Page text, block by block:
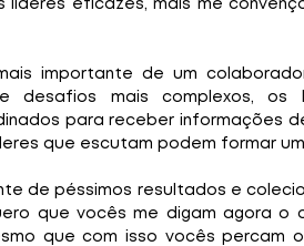
eficazes, mais me
importante de um
desafios mais complexos,
para receber informações
que escutam podem formar
de péssimos resultados e
que vocês me digam agora
que com isso vocês percam